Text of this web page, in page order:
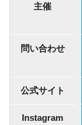
主催
問い合わせ
公式サイト
Instagram